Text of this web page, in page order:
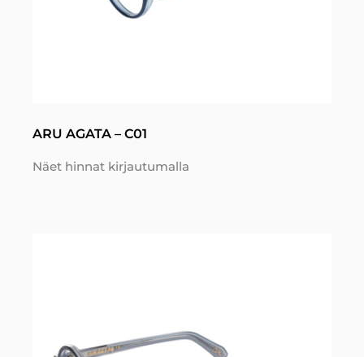
ARU AGATA – C01
Näet hinnat kirjautumalla